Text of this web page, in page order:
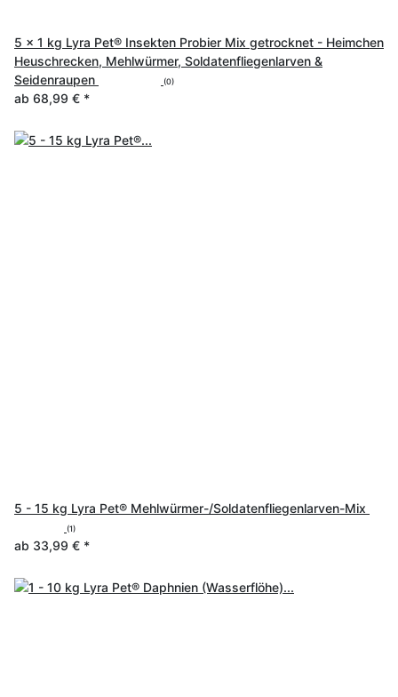
5 x 1 kg Lyra Pet® Insekten Probier Mix getrocknet - Heimchen
Heuschrecken, Mehlwürmer, Soldatenfliegenlarven &
Seidenraupen
(0)
ab 68,99 € *
5 - 15 kg Lyra Pet® Mehlwürmer-/Soldatenfliegenlarven-Mix
(1)
ab 33,99 € *